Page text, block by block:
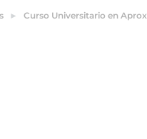
Curso Universitario en